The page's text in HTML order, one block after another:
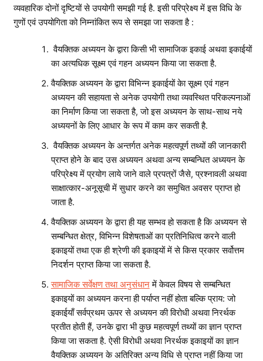
व्यवहारिक दोनों दृष्टियों से उपयोगी समझी गई है. इसी परिप्रेक्ष्य में इस विधि के
गुणों एवं उपयोगिता को निम्नांकित रूप से समझा जा सकता है :
वैयक्तिक अध्ययन के द्वारा किसी भी सामाजिक इकाई अथवा इकाईयों
का अत्यधिक सूक्ष्म एवं गहन अध्ययन किया जा सकता है.
वैयक्तिक अध्ययन के द्वारा विभिन्न इकाईयों केा सूक्ष्म एवं गहन
अध्ययन की सहायता से अनेक उपयोगी तथा व्यवस्थित परिकल्पनाओं
का निर्माण किया जा सकता है, जो इस अध्ययन के साथ-साथ नये
अध्ययनों के लिए आधार के रूप में काम कर सकती है.
वैयक्तिक अध्ययन के अन्तर्गत अनेक महत्वपूर्ण तथ्यों की जानकारी
प्राप्त होने के बाद उस अध्ययन अथवा अन्य सम्बन्धित अध्ययन के
परिप्रेक्ष्य में प्रयोग लाये जाने वाले प्रपत्रों जैसे, प्रश्नावली अथवा
साक्षात्कार-अनूसूची में सुधार करने का समुचित अवसर प्राप्त हो
जाता है.
वैयक्तिक अध्ययन के द्वारा ही यह सम्भव हो सकता है कि अध्ययन से
सम्बन्धित क्षेत्र, विभिन्न विशेषताओं का प्रतिनिधित्व करने वाली
इकाइयों तथा एक ही श्रेणी की इकाइयों में से किस प्रकार सर्वोत्तम
निदर्शन प्राप्त किया जा सकता है.
सामाजिक सर्वेक्षण तथा अनुसंधानमें केवल विषय से सम्बन्धित
इकाइयों का अध्ययन करना ही पर्याप्त नहीं होता बल्कि प्राय: जो
इकाईयाँ सर्वप्रथम ऊपर से अध्ययन की विरोधी अथवा निरर्थक
प्रतीत होती हैं, उनके द्वारा भी कुछ महत्वपूर्ण तथ्यों का ज्ञान प्राप्त
किया जा सकता है. ऐसी विरोधी अथवा निरर्थक इकाइयों का ज्ञान
वैयक्तिक अध्ययन के अतिरिक्त अन्य विधि से प्राप्त नहीं किया जा